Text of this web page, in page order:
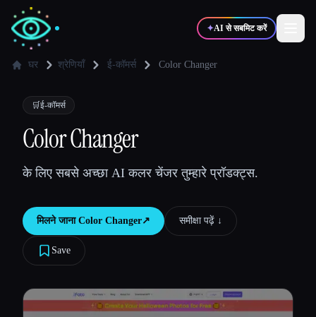
✦AI से सबमिट करें
✍️लेखक
💻
टूल्स की तुलना करें
घर श्रेणियाँ ई-कॉमर्स Color Changer
🛒ई-कॉमर्स
Color Changer
के लिए सबसे अच्छा AI कलर चेंजर तुम्हारे प्रॉडक्ट्स.
मिलने जाना Color Changer↗︎ समीक्षा पढ़ें ↓︎
Save